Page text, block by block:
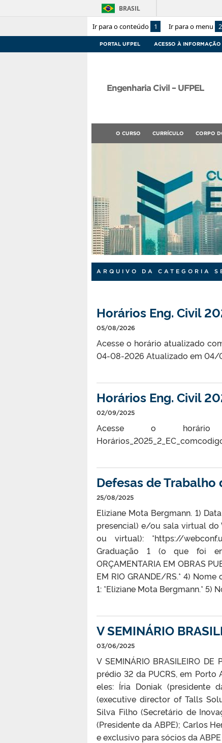
Ir para o conteúdo 1 Ir para o menu 2
BRASIL
PORTAL UFPEL ACESSO À INFORMAÇÃO
Engenharia Civil – UFPEL
O CURSO CURRÍCULO CORPO
ARQUIVO DA CATEGORIA
Horários Eng. Civil
05/08/2026
Acesse o horário atualizado
04-08-2026 Atualizado em
Horários Eng. Civil
02/09/2025
Acesse o horário
Defesas de
25/08/2025
Eliziane Mota Bergmann. 1)
presencial) e/ou sala virtual do
ou virtual): *https://
Graduação 1 (o que foi
ORÇAMENTARIA EM OBRAS
EM RIO GRANDE/RS.* 4)
1: *Eliziane Mota Bergmann.* 5)
V SEMINÁRIO
03/06/2025
V SEMINÁRIO BRASILEIRO
prédio 32 da PUCRS, em
eles: Íria Doniak (presidente
(executive director of Talls
Silva Filho (Secretário de
(Presidente da ABPE); Carlos
e exclusivo para sócios da ABPE